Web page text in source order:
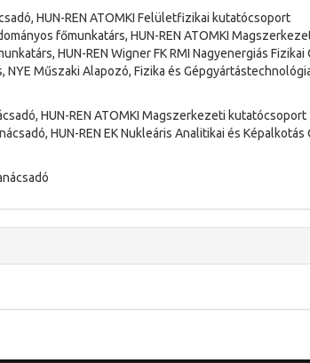
HUN-REN ATOMKI Felületfizikai kutatócsoport
főmunkatárs, HUN-REN ATOMKI
HUN-REN Wigner FK RMI Nagyenergiás
NYE Műszaki Alapozó, Fizika és
HUN-REN ATOMKI Magszerkezeti kutatócsoport
HUN-REN EK Nukleáris Analitikai és Képalkotás